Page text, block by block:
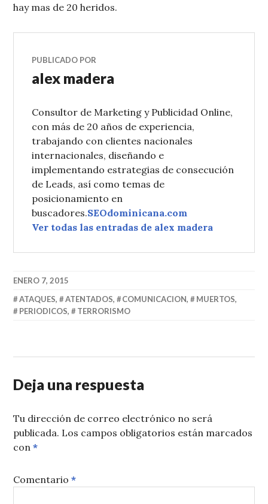
hay mas de 20 heridos.
PUBLICADO POR
alex madera
Consultor de Marketing y Publicidad Online,
con más de 20 años de experiencia,
trabajando con clientes nacionales
internacionales, diseñando e
implementando estrategias de consecución
de Leads, así como temas de
posicionamiento en
buscadores.SEOdominicana.com
Ver todas las entradas de alex madera
ENERO 7, 2015
ATAQUES, ATENTADOS, COMUNICACION, MUERTOS,
PERIODICOS, TERRORISMO
Deja una respuesta
Tu dirección de correo electrónico no será
publicada. Los campos obligatorios están marcados
con*
Comentario*